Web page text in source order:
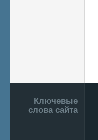
Подвал
Ключевые
слова сайта